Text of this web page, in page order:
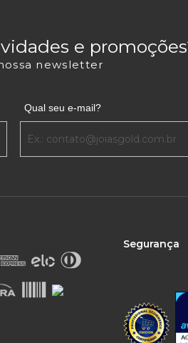
e
newsletter
Qual seu e-mail?
Segurança